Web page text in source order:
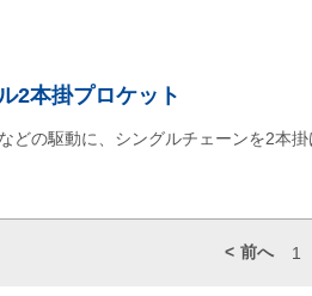
2本掛プロケット
どの駆動に、シングルチェーンを2本
前へ 1